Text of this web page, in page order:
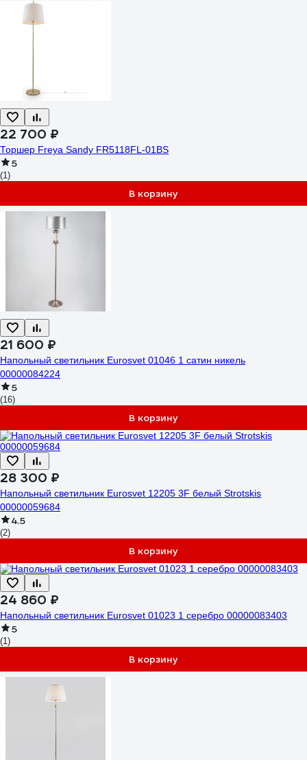
22 700 ₽
Торшер Freya Sandy FR5118FL-01BS
5
(1)
В корзину
21 600 ₽
Напольный светильник Eurosvet 01046 1 сатин никель
00000084224
5
(16)
В корзину
28 300 ₽
Напольный светильник Eurosvet 12205 3F белый Strotskis
00000059684
4.5
(2)
В корзину
24 860 ₽
Напольный светильник Eurosvet 01023 1 серебро 00000083403
5
(1)
В корзину